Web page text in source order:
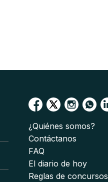
¿Quiénes somos?
Contáctanos
FAQ
El diario de hoy
Reglas de concursos